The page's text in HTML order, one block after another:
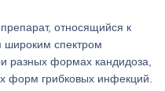
относящийся к
широким спектром
разных формах кандидоза,
форм грибковых инфекций.